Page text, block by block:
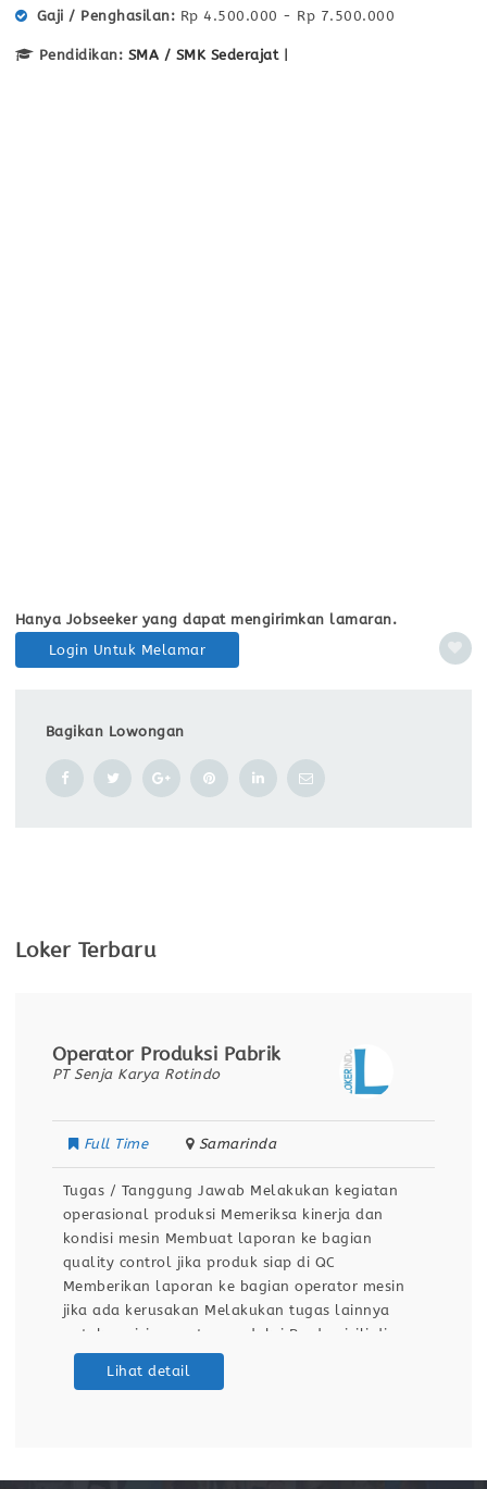
Gaji / Penghasilan Rp 4.500.000 - Rp 7.500.000
Pendidikan: SMA / SMK Sederajat|
Hanya Jobseeker yang dapat mengirimkan lamaran.
Login Untuk Melamar
Bagikan Lowongan
Loker Terbaru
Operator Produksi Pabrik
PT Senja Karya Rotindo
Full Time Samarinda
Tugas / Tanggung Jawab Melakukan kegiatan
operasional produksi Memeriksa kinerja dan
kondisi mesin Membuat laporan ke bagian
quality control jika produk siap di QC
Memberikan laporan ke bagian operator mesin
jika ada kerusakan Melakukan tugas lainnya
untuk posisi operator produksi Berdomisili di
Samarinda Kualifikasi / Persyaratan Pendidikan
Lihat detail